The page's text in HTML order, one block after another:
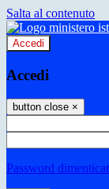
Salta al contenuto
Accedi
Accedi
button close ×
Password